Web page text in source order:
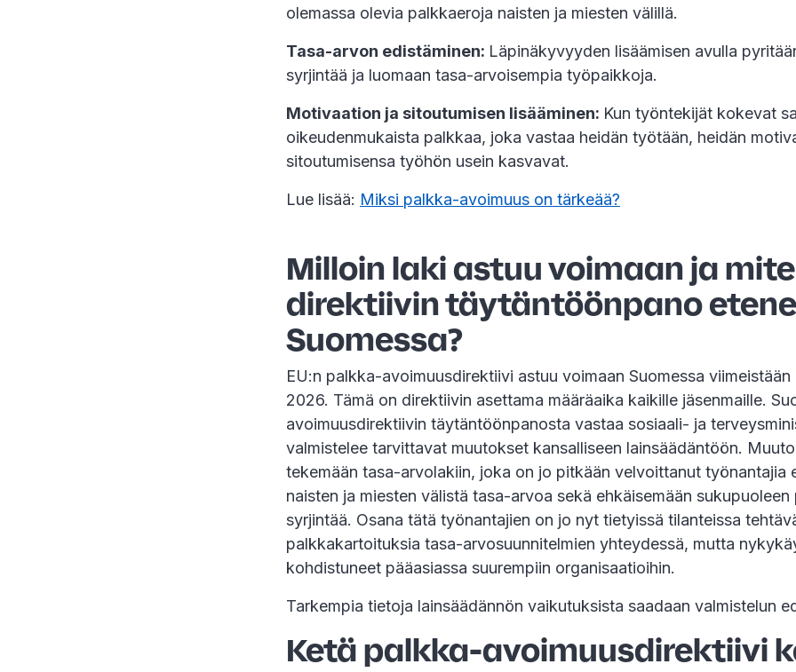
olemassa olevia palkkaeroja naisten ja miesten välillä.
Tasa-arvon edistäminen: Läpinäkyvyyden lisäämisen avulla
syrjintää ja luomaan tasa-arvoisempia työpaikkoja.
Motivaation ja sitoutumisen lisääminen: Kun työntekijät kokevat
oikeudenmukaista palkkaa, joka vastaa heidän työtään, heidän
sitoutumisensa työhön usein kasvavat.
Lue lisää: Miksi palkka-avoimuus on tärkeää?
Milloin laki astuu voimaan ja
direktiivin täytäntöönpano
Suomessa?
EU:n palkka-avoimuusdirektiivi astuu voimaan Suomessa viimeistään
2026. Tämä on direktiivin asettama määräaika kaikille jäsenmaille.
avoimuusdirektiivin täytäntöönpanosta vastaa sosiaali- ja
valmistelee tarvittavat muutokset kansalliseen lainsäädäntöön.
tekemään tasa-arvolakiin, joka on jo pitkään velvoittanut työnantajia
naisten ja miesten välistä tasa-arvoa sekä ehkäisemään sukupuoleen
syrjintää. Osana tätä työnantajien on jo nyt tietyissä tilanteissa
palkkakartoituksia tasa-arvosuunnitelmien yhteydessä, mutta
kohdistuneet pääasiassa suurempiin organisaatioihin.
Tarkempia tietoja lainsäädännön vaikutuksista saadaan valmistelun
Ketä palkka-avoimuusdirektiivi